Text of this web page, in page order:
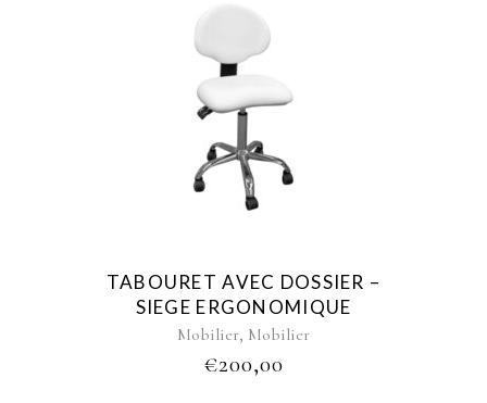
TABOURET AVEC DOSSIER –
SIEGE ERGONOMIQUE
Mobilier, Mobilier
€200,00